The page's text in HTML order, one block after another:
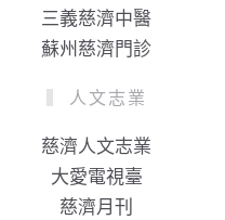
三義慈濟中醫
蘇州慈濟門診
人文志業
慈濟人文志業
大愛電視臺
慈濟月刊